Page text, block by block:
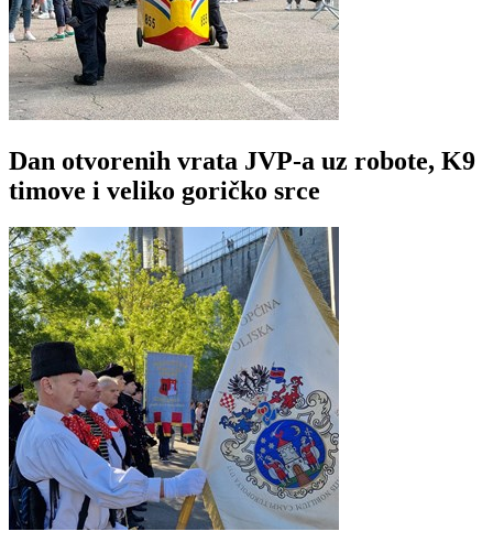
Dan otvorenih vrata JVP-a uz robote, K9
timove i veliko goričko srce